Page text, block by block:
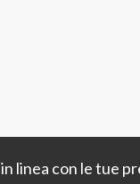
linea con le tue